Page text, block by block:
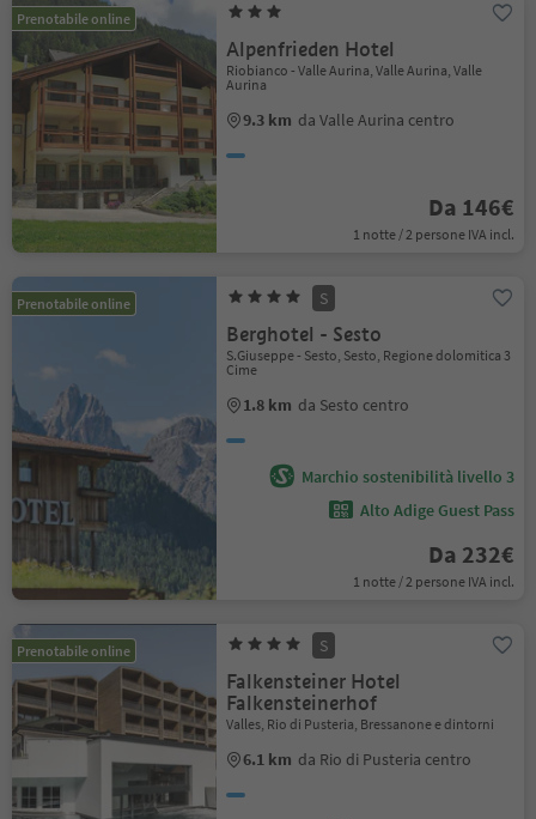
Prenotabile online
Alpenfrieden Hotel
Riobianco - Valle Aurina, Valle Aurina, Valle
Aurina
9.3 km da Valle Aurina centro
Da 146€
1 notte / 2 persone IVA incl.
Prenotabile online S
Berghotel - Sesto
S.Giuseppe - Sesto, Sesto, Regione dolomitica 3
Cime
1.8 km da Sesto centro
Marchio sostenibilità livello 3
Alto Adige Guest Pass
Da 232€
1 notte / 2 persone IVA incl.
Prenotabile online S
Falkensteiner Hotel
Falkensteinerhof
Valles, Rio di Pusteria, Bressanone e dintorni
6.1 km da Rio di Pusteria centro